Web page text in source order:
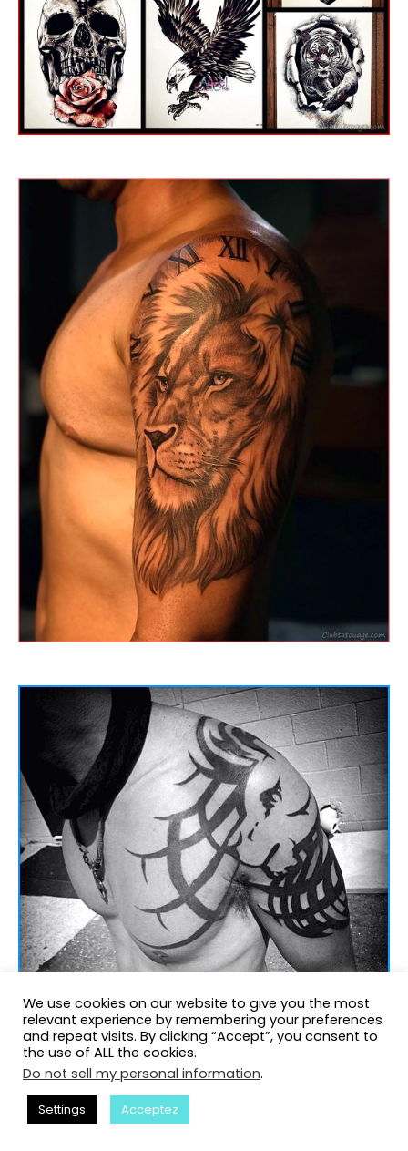
We use cookies on our website to give you the most
relevant experience by remembering your preferences
and repeat visits. By clicking “Accept”, you consent to
the use of ALL the cookies.
Do not sell my personal information.
Settings Acceptez